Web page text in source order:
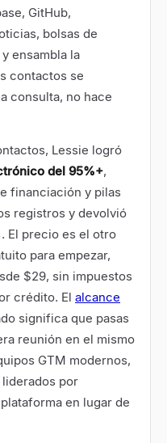
GitHub,
bolsas de
ensambla la
contactos se
consulta, no hace
Lessie logró
del 95%+,
financiación y pilas
registros y devolvió
El precio es el otro
para empezar,
$29, sin impuestos
crédito. El alcance
significa que pasas
reunión en el mismo
GTM modernos,
liderados por
en lugar de